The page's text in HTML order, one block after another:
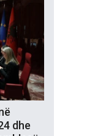
dhe